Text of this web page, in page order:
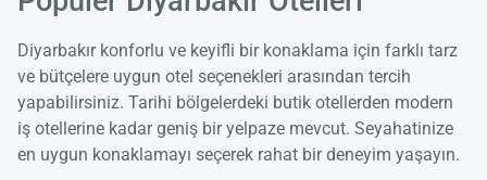
Diyarbakır konforlu ve keyifli bir konaklama için farklı tarz
ve bütçelere uygun otel seçenekleri arasından tercih
yapabilirsiniz. Tarihi bölgelerdeki butik otellerden modern
iş otellerine kadar geniş bir yelpaze mevcut. Seyahatinize
en uygun konaklamayı seçerek rahat bir deneyim yaşayın.